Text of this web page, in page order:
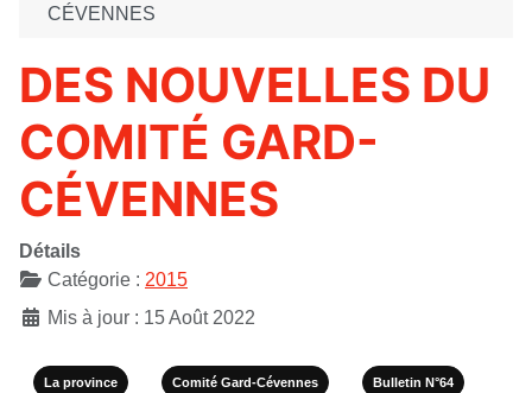
CÉVENNES
DES NOUVELLES DU
COMITÉ GARD-
CÉVENNES
Détails
Catégorie : 2015
Mis à jour : 15 Août 2022
La province Comité Gard-Cévennes Bulletin N°64